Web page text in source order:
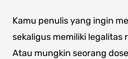
Kamu penulis yang ingin
sekaligus memiliki legalitas
Atau mungkin seorang